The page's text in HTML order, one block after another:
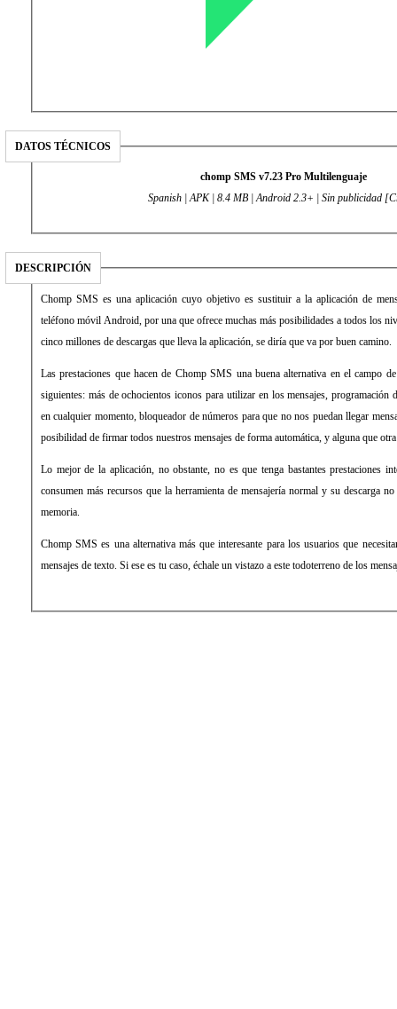
DATOS TÉCNICOS
chomp SMS v7.23 Pro Multilenguaje
Spanish | APK | 8.4 MB | Android 2.3+ | Sin publicidad
DESCRIPCIÓN
Chomp SMS es una aplicación cuyo objetivo es sustituir a la aplicación de
teléfono móvil Android, por una que ofrece muchas más posibilidades a todos los
cinco millones de descargas que lleva la aplicación, se diría que va por buen camino.
Las prestaciones que hacen de Chomp SMS una buena alternativa en el campo
siguientes: más de ochocientos iconos para utilizar en los mensajes, programación
en cualquier momento, bloqueador de números para que no nos puedan llegar
posibilidad de firmar todos nuestros mensajes de forma automática, y alguna que
Lo mejor de la aplicación, no obstante, no es que tenga bastantes prestaciones
consumen más recursos que la herramienta de mensajería normal y su descarga
memoria.
Chomp SMS es una alternativa más que interesante para los usuarios que
mensajes de texto. Si ese es tu caso, échale un vistazo a este todoterreno de los